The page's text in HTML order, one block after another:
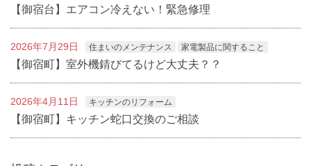
【御宿台】エアコン冷えない！緊急修理
2026年7月29日 住まいのメンテナンス 家電製品に関すること
【御宿町】室外機錆びてるけど大丈夫？？
2026年4月11日 キッチンのリフォーム
【御宿町】キッチン蛇口交換のご相談